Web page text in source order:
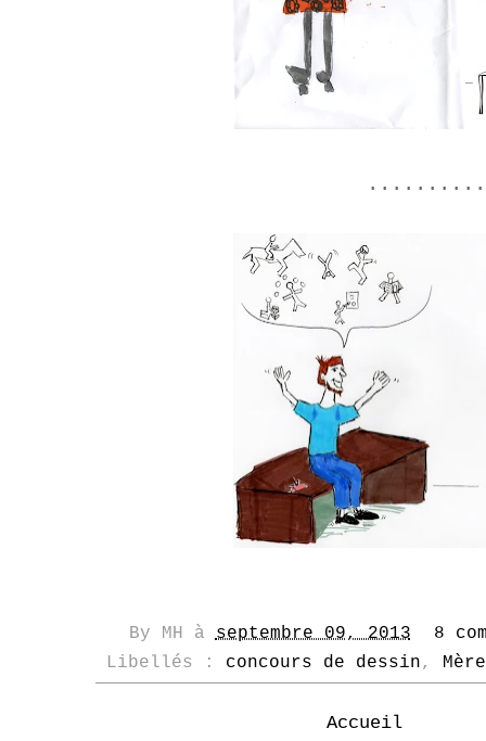
By MH àseptembre 09, 2013
8
Libellés : concours de dessin,
Accueil